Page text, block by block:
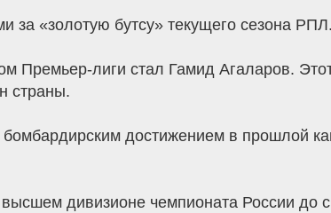
за «золотую бутсу» текущего сезона РПЛ.
Премьер-лиги стал Гамид Агаларов.
страны.
бомбардирским достижением в прошлой
дивизионе чемпионата России до